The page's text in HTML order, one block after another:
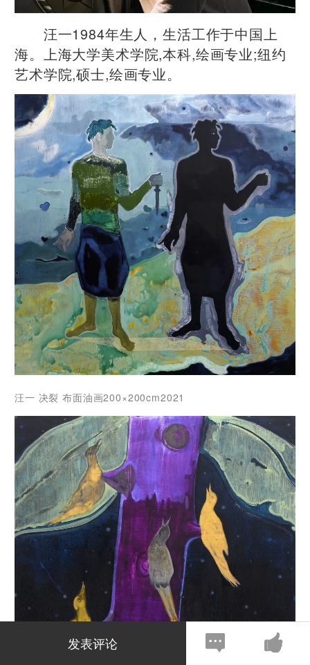
汪一1984年生人，生活工作于中国上
海。上海大学美术学院,本科,绘画专业;纽约
艺术学院,硕士,绘画专业。
汪一 决裂 布面油画200×200cm2021
发表评论